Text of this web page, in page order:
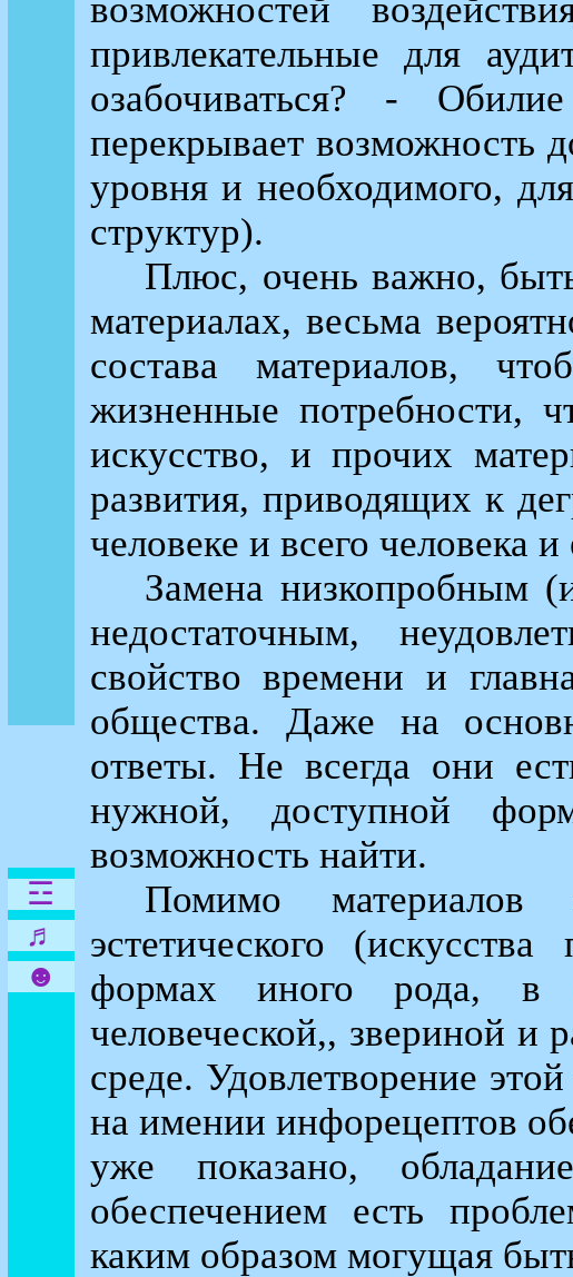
☲
♬
☻
возможностей
привлекательные для
озабочиваться? -
перекрывает возможность
уровня и необходимого,
структур).
Плюс, очень важно,
материалах, весьма
состава материалов,
жизненные потребности,
искусство, и прочих
развития, приводящих к
человеке и всего человека
Замена низкопробным
недостаточным,
свойство времени и
общества. Даже на
ответы. Не всегда они
нужной, доступной
возможность найти.
Помимо материалов
эстетического
формах иного рода, в
человеческой,, звериной и
среде. Удовлетворение
на имении инфорецептов
уже показано,
обеспечением есть
каким образом могущая